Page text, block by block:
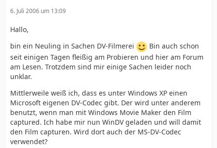
6. Juli 2006 um 13:09
Hallo,
bin ein Neuling in Sachen DV-Filmerei
Bin auch schon
seit einigen Tagen fleißig am Probieren und hier am Forum
am Lesen. Trotzdem sind mir einige Sachen leider noch
unklar.
Mittlerweile weiß ich, dass es unter Windows XP einen
Microsoft eigenen DV-Codec gibt. Der wird unter anderem
benutzt, wenn man mit Windows Movie Maker den Film
captured. Ich habe mir nun WinDV geladen und will damit
den Film capturen. Wird dort auch der MS-DV-Codec
verwendet?